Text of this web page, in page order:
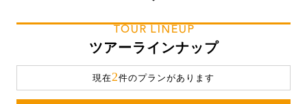
TOUR LINEUP
ツアーラインナップ
現在2件のプランがあります